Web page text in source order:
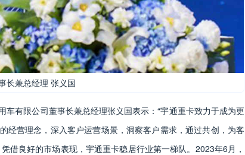
长兼总经理 张义国
有限公司董事长兼总经理张义国表示：“宇通重卡致力于成为更
经营理念，深入客户运营场景，洞察客户需求，通过共创，为客
借良好的市场表现，宇通重卡稳居行业第一梯队。2023年6月，